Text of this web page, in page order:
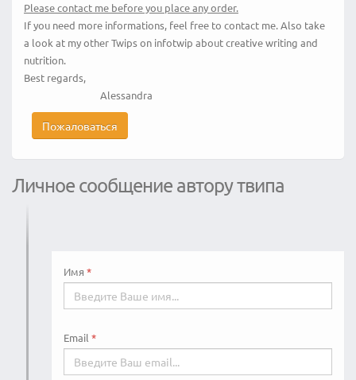
Please contact me before you place any order.
If you need more informations, feel free to contact me. Also take
a look at my other Twips on infotwip about creative writing and
nutrition.
Best regards,
Alessandra
Пожаловаться
Личное сообщение автору твипа
Имя
Email